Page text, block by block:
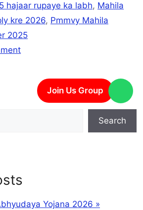
hajaar rupaye ka labh, Mahila
kre 2026, Pmmvy Mahila
2025
Search
Yojana 2026 »
Join Us Group